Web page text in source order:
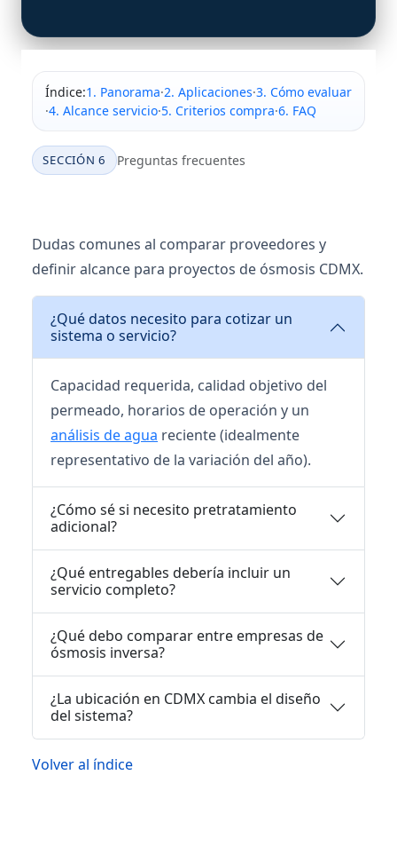
Índice:1. Panorama·2. Aplicaciones·3. Cómo evaluar
·4. Alcance servicio·5. Criterios compra·6. FAQ
SECCIÓN 6 Preguntas frecuentes
Dudas comunes al comparar proveedores y
definir alcance para proyectos de ósmosis CDMX.
¿Qué datos necesito para cotizar un
sistema o servicio?
Capacidad requerida, calidad objetivo del
permeado, horarios de operación y un
análisis de agua reciente (idealmente
representativo de la variación del año).
¿Cómo sé si necesito pretratamiento
adicional?
¿Qué entregables debería incluir un
servicio completo?
¿Qué debo comparar entre empresas de
ósmosis inversa?
¿La ubicación en CDMX cambia el diseño
del sistema?
Volver al índice